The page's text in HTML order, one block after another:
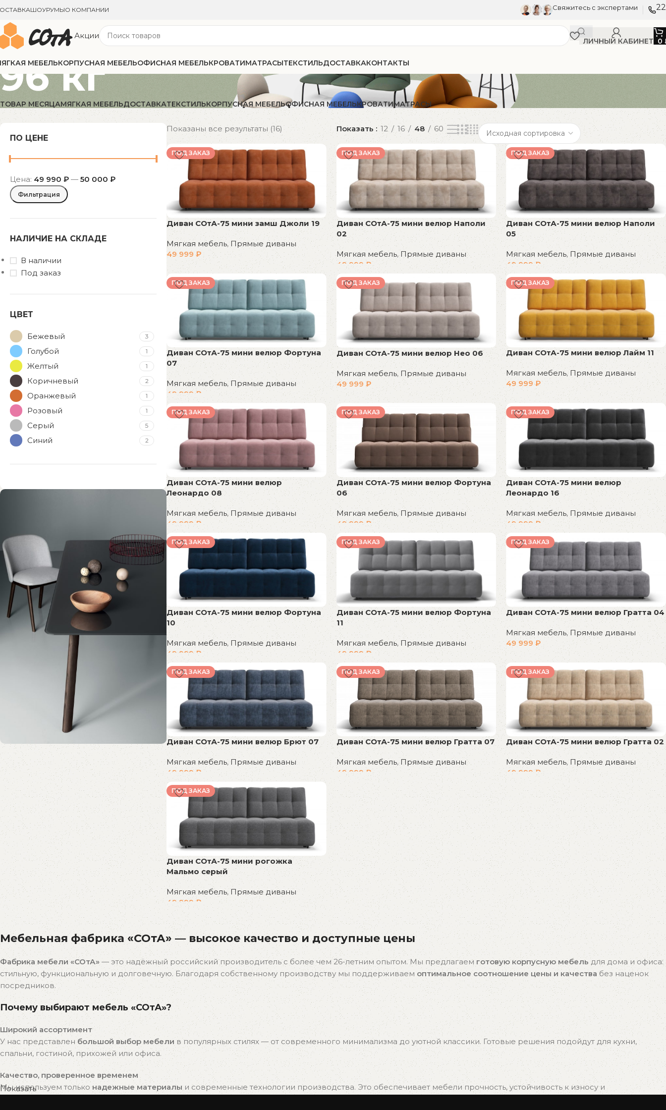
ШОУРУМЫО КОМПАНИИ Свяжитесь с экспертами
Акции
ЛИЧНЫЙ КАБИНЕТ 0
МЕБЕЛЬКОРПУСНАЯ МЕБЕЛЬОФИСНАЯ МЕБЕЛЬКРОВАТИМАТРАСЫТЕКСТИЛЬДОСТАВКАКОНТАКТЫ
96 кг
ТОВАР МЕСЯЦАМЯГКАЯ МЕБЕЛЬДОСТАВКАТЕКСТИЛЬКОРПУСНАЯ МЕБЕЛЬОФИСНАЯ МЕБЕЛЬКРОВАТИМАТРАСЫ
ПО ЦЕНЕ
Фильтрация
Цена: 49 990 ₽ — 50 000 ₽
НАЛИЧИЕ НА СКЛАДЕ
В наличии
Под заказ
ЦВЕТ
Бежевый 3
Голубой 1
Желтый 1
Коричневый 2
Оранжевый 1
Розовый 1
Серый 5
Синий 2
Распродажа
бестселлеров
Скидки на популярные модели!
К покупкам
Показаны все результаты (16) Показать 12 16 48 60
ПОД ЗАКАЗ
Диван СОтА-75 мини замш Джоли 19
Мягкая мебель,Прямые диваны
49 999₽
В корзину
ПОД ЗАКАЗ
Диван СОтА-75 мини велюр Наполи
02
Мягкая мебель,Прямые диваны
49 999 ₽
В корзину
ПОД ЗАКАЗ
Диван СОтА-75 мини велюр Наполи
05
Мягкая мебель, Прямые диваны
49 999₽
В корзину
ПОД ЗАКАЗ
Диван СОтА-75 мини велюр Фортуна
07
Мягкая мебель,Прямые диваны
49 999₽
В корзину
ПОД ЗАКАЗ
Диван СОтА-75 мини велюр Нео 06
Мягкая мебель, Прямые диваны
49 999 ₽
В корзину
ПОД ЗАКАЗ
Диван СОтА-75 мини велюр Лайм 11
Мягкая мебель, Прямые диваны
49 999₽
В корзину
ПОД ЗАКАЗ
Диван СОтА-75 мини велюр
Леонардо 08
Мягкая мебель, Прямые диваны
49 999₽
В корзину
ПОД ЗАКАЗ
Диван СОтА-75 мини велюр Фортуна
06
Мягкая мебель,Прямые диваны
49 999₽
В корзину
ПОД ЗАКАЗ
Диван СОтА-75 мини велюр
Леонардо 16
Мягкая мебель, Прямые диваны
49 999 ₽
В корзину
ПОД ЗАКАЗ
Диван СОтА-75 мини велюр Фортуна
10
Мягкая мебель, Прямые диваны
49 999₽
В корзину
ПОД ЗАКАЗ
Диван СОтА-75 мини велюр Фортуна
11
Мягкая мебель,Прямые диваны
49 999₽
В корзину
ПОД ЗАКАЗ
Диван СОтА-75 мини велюр Гратта 04
Мягкая мебель, Прямые диваны
49 999₽
В корзину
ПОД ЗАКАЗ
Диван СОтА-75 мини велюр Брют 07
Мягкая мебель,Прямые диваны
49 999₽
В корзину
ПОД ЗАКАЗ
Диван СОтА-75 мини велюр Гратта 07
Мягкая мебель,Прямые диваны
49 999 ₽
В корзину
ПОД ЗАКАЗ
Диван СОтА-75 мини велюр Гратта 02
Мягкая мебель, Прямые диваны
49 999₽
В корзину
ПОД ЗАКАЗ
Диван СОтА-75 мини рогожка
Мальмо серый
Мягкая мебель,Прямые диваны
49 999₽
В корзину
Мебельная фабрика «СОтА» — высокое качество и доступные цены
Фабрика мебели «СОтА»— это надёжный российский производитель с более чем 26-летним опытом. Мы предлагаемготовую корпусную мебель для дома и офиса:
стильную, функциональную и долговечную. Благодаря собственному производству мы поддерживаем оптимальное соотношение цены и качествабез наценок
посредников.
Почему выбирают мебель «СОтА»?
Широкий ассортимент
У нас представлен большой выбор мебели в популярных стилях — от современного минимализма до уютной классики. Готовые решения подойдут для кухни,
спальни, гостиной, прихожей или офиса.
Качество, проверенное временем
Мы используем тольконадежные материалыи современные технологии производства. Это обеспечивает мебели прочность, устойчивость к износу и
Показать